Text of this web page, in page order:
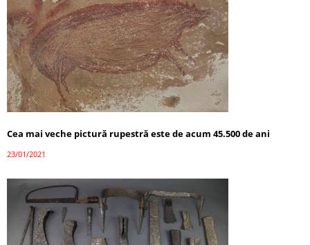
Cea mai veche pictură rupestră este de acum 45.500 de ani
23/01/2021